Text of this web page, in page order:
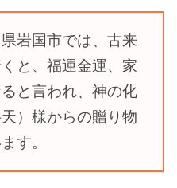
岩国市では、古来
と、福運金運、家
と言われ、神の化
）様からの贈り物
す。